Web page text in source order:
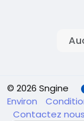
© 2026 Sngine
Environ
Contactez nous